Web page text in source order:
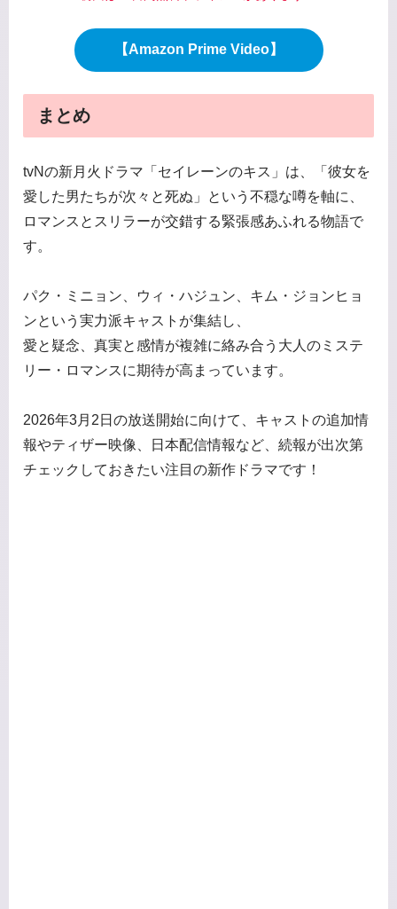
【Amazon Prime Video】
まとめ
tvNの新月火ドラマ「セイレーンのキス」は、「彼女を
愛した男たちが次々と死ぬ」という不穏な噂を軸に、
ロマンスとスリラーが交錯する緊張感あふれる物語で
す。
パク・ミニョン、ウィ・ハジュン、キム・ジョンヒョ
ンという実力派キャストが集結し、
愛と疑念、真実と感情が複雑に絡み合う大人のミステ
リー・ロマンスに期待が高まっています。
2026年3月2日の放送開始に向けて、キャストの追加情
報やティザー映像、日本配信情報など、続報が出次第
チェックしておきたい注目の新作ドラマです！